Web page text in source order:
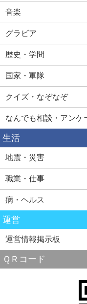
音楽
グラビア
歴史・学問
国家・軍隊
クイズ・なぞなぞ
なんでも相談・アンケ
生活
地震・災害
職業・仕事
病・ヘルス
運営
運営情報掲示板
ＱＲコード